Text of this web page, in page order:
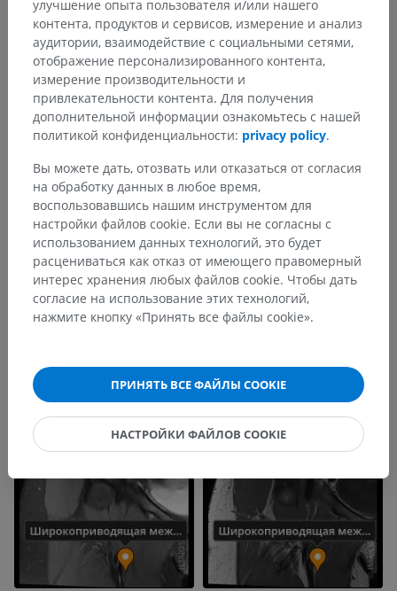
улучшение опыта пользователя и/или нашего
контента, продуктов и сервисов, измерение и анализ
аудитории, взаимодействие с социальными сетями,
отображение персонализированного контента,
измерение производительности и
привлекательности контента. Для получения
дополнительной информации ознакомьтесь с нашей
политикой конфиденциальности: privacy policy.
Вы можете дать, отозвать или отказаться от согласия
на обработку данных в любое время,
воспользовавшись нашим инструментом для
настройки файлов cookie. Если вы не согласны с
использованием данных технологий, это будет
расцениваться как отказ от имеющего правомерный
интерес хранения любых файлов cookie. Чтобы дать
согласие на использование этих технологий,
нажмите кнопку «Принять все файлы cookie».
ПРИНЯТЬ ВСЕ ФАЙЛЫ COOKIE
НАСТРОЙКИ ФАЙЛОВ COOKIE